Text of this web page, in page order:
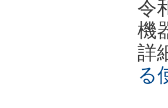
令
機
詳
る